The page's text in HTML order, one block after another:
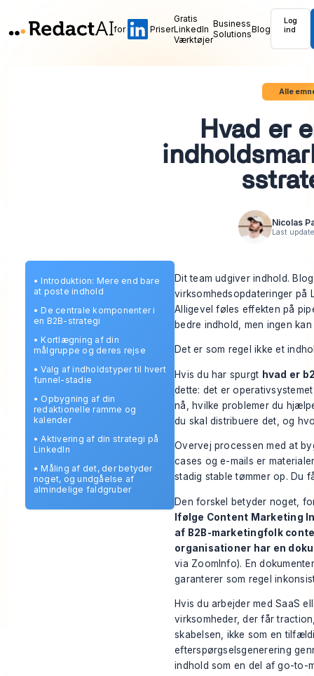
for Priser
Gratis
LinkedIn
Værktøjer
Business
SolutionsBlog
Log
ind
Alle
Hvad er
Nicolas
Last
• Introduktion: Mere end bare
at poste indhold
• De centrale komponenter i
en B2B-strategi
• Kortlægning af din
målgruppe og deres rejse
•Valg af indholdstyper til hvert
funnel-stadie
• Opbygning af din
redaktionelle ramme og
kalender
•Aktivering af din strategi på
LinkedIn
• Måling af det, der betyder
noget, og undgåelse af
almindelige faldgruber
Dit team udgiver indhold.
virksomhedsopdateringer på
Alligevel føles effekten på
bedre indhold, men ingen
Det er som regel ikke et
Hvis du har spurgt hvad er
dette: det er
nå, hvilke problemer du
du skal distribuere det, og
Overvej processen med at
cases og e-mails er
stadig stable tømmer op. Du
Den forskel betyder noget,
Ifølge Content Marketing
af B2B-marketingfolk
organisationer har en
via ZoomInfo). En
garanterer som regel
Hvis du arbejder med SaaS
virksomheder, der får
skabelsen, ikke som en
efterspørgselsgenerering
indhold som en del af go-to-